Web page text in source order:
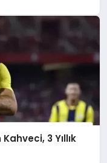
3 Yıllık